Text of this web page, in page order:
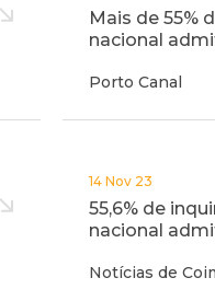
Mais de 55%
nacional
Porto Canal
14 Nov 23
55,6% de
nacional
Notícias de